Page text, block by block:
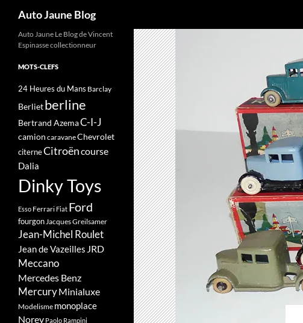
Auto Jaune Blog
Auto Jaune Le Blog de Vincent
Espinasse collectionneur
MOTS-CLEFS
24 Heures du Mans Barclay
Berlietberline
Bertrand AzemaC-I-J
camion caravaneChevrolet
citerneCitroëncourse
Dalia
Dinky Toys
Esso Ferrari Fiat Ford
fourgonJacques Greilsamer
Jean-Michel Roulet
Jean de Vazeilles JRD
Meccano
Mercedes Benz
MercuryMinialuxe
Modelisme monoplace
Norev Paolo Rampini